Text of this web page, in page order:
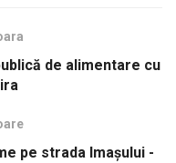
de alimentare cu
pe strada Imașului -